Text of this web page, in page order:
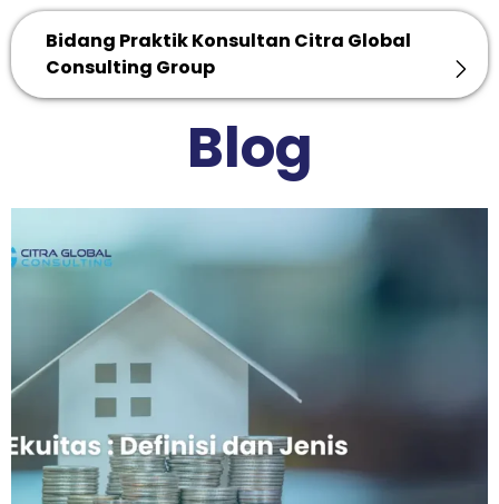
Bidang Praktik Konsultan Citra Global
Consulting Group
Blog